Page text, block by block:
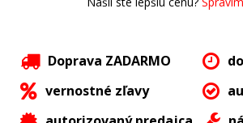
Doprava ZADARMO
vernostné zľavy